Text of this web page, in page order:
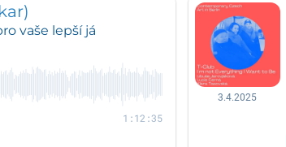
vaše lepší já
1:12:35
3.4.2025